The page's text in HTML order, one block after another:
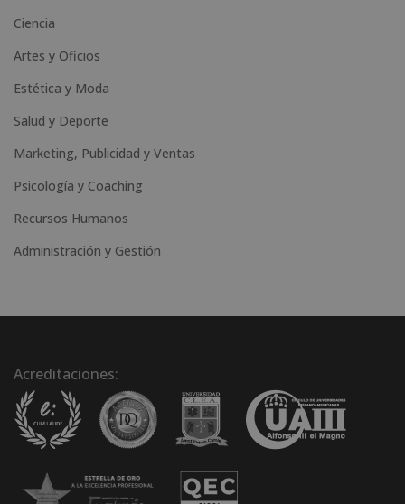
Ciencia
Artes y Oficios
Estética y Moda
Salud y Deporte
Marketing, Publicidad y Ventas
Psicología y Coaching
Recursos Humanos
Administración y Gestión
Acreditaciones: